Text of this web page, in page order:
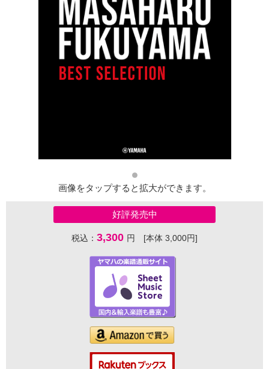
画像をタップすると拡大ができます。
好評発売中
税込： 3,300 円 [本体 3,000円]